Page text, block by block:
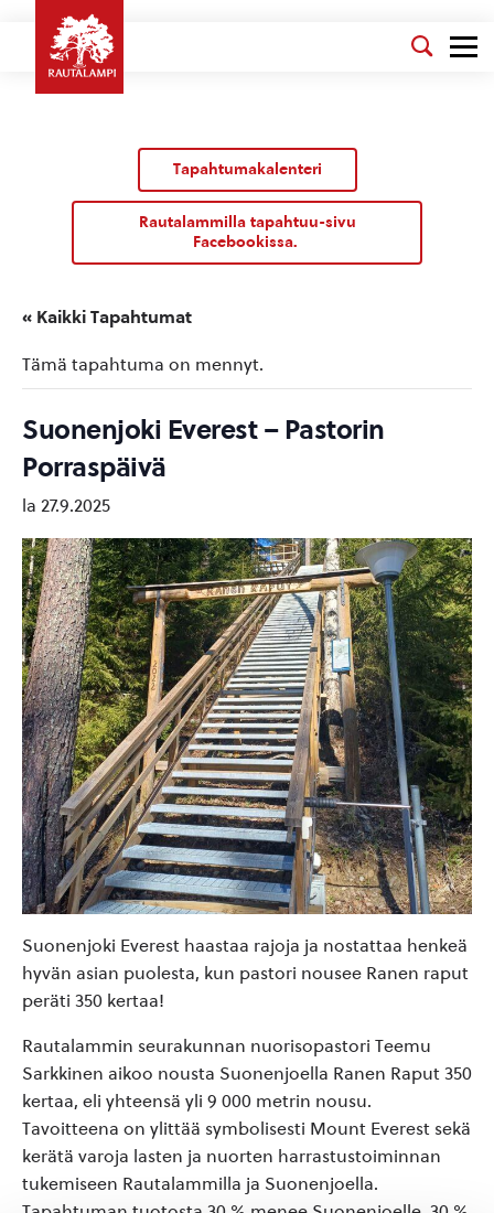
Tapahtumakalenteri
Rautalammilla tapahtuu-sivu
Facebookissa.
« Kaikki Tapahtumat
Tämä tapahtuma on mennyt.
Suonenjoki Everest – Pastorin
Porraspäivä
la 27.9.2025
Suonenjoki Everest haastaa rajoja ja nostattaa henkeä
hyvän asian puolesta, kun pastori nousee Ranen raput
peräti 350 kertaa!
Rautalammin seurakunnan nuorisopastori Teemu
Sarkkinen aikoo nousta Suonenjoella Ranen Raput 350
kertaa, eli yhteensä yli 9 000 metrin nousu.
Tavoitteena on ylittää symbolisesti Mount Everest sekä
kerätä varoja lasten ja nuorten harrastustoiminnan
tukemiseen Rautalammilla ja Suonenjoella.